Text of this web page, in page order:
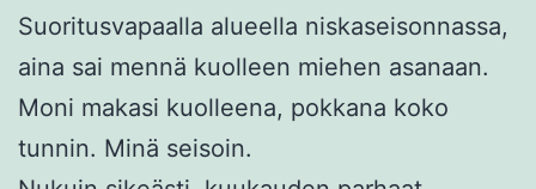
Suoritusvapaalla alueella niskaseisonnassa,
aina sai mennä kuolleen miehen asanaan.
Moni makasi kuolleena, pokkana koko
tunnin. Minä seisoin.